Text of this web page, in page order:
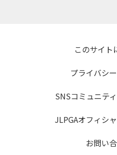
このサイト
プライバシ
SNSコミュニテ
JLPGAオフィシ
お問い